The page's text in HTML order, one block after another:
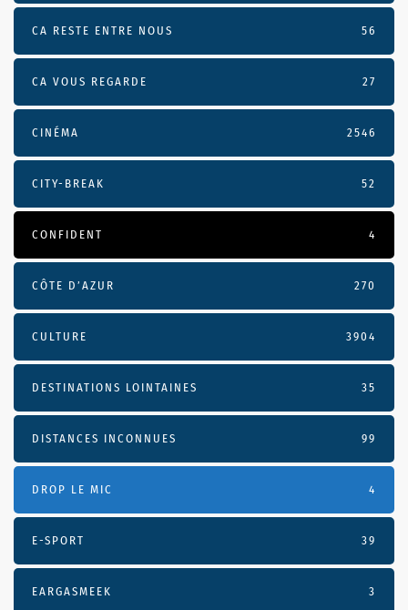
CA RESTE ENTRE NOUS 56
CA VOUS REGARDE 27
CINÉMA 2546
CITY-BREAK 52
CONFIDENT 4
CÔTE D’AZUR 270
CULTURE 3904
DESTINATIONS LOINTAINES 35
DISTANCES INCONNUES 99
DROP LE MIC 4
E-SPORT 39
EARGASMEEK 3